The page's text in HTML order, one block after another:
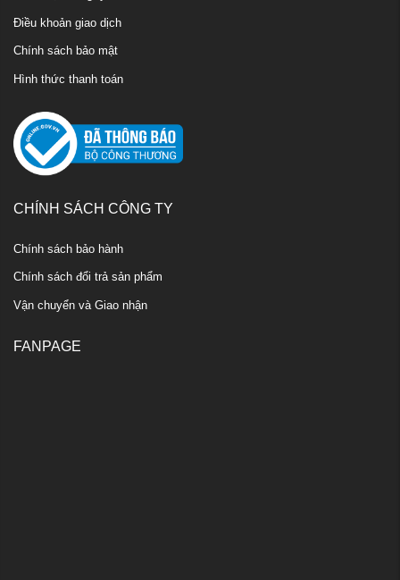
Điều khoản giao dịch
Chính sách bảo mật
Hình thức thanh toán
CHÍNH SÁCH CÔNG TY
Chính sách bảo hành
Chính sách đổi trả sản phẩm
Vận chuyển và Giao nhận
FANPAGE